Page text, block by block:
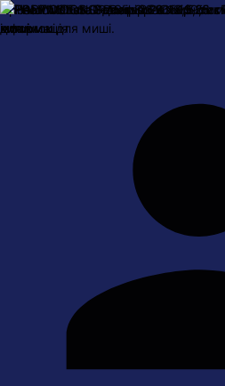
Про насОплата і доставкаОбмін та
інформація